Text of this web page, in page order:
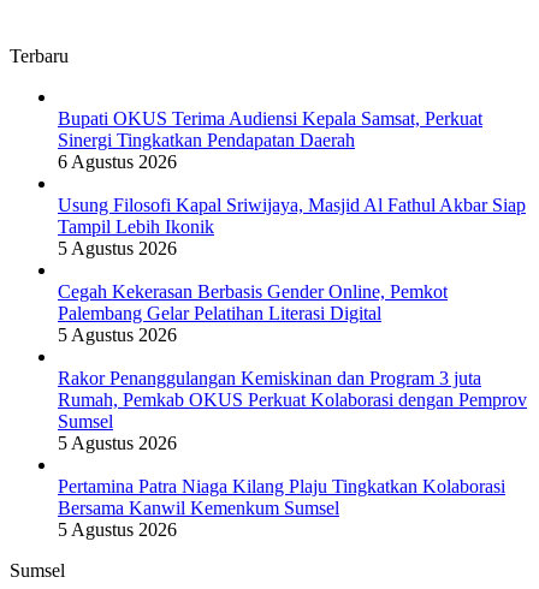
Terbaru
Bupati OKUS Terima Audiensi Kepala Samsat, Perkuat
Sinergi Tingkatkan Pendapatan Daerah
6 Agustus 2026
Usung Filosofi Kapal Sriwijaya, Masjid Al Fathul Akbar Siap
Tampil Lebih Ikonik
5 Agustus 2026
Cegah Kekerasan Berbasis Gender Online, Pemkot
Palembang Gelar Pelatihan Literasi Digital
5 Agustus 2026
Rakor Penanggulangan Kemiskinan dan Program 3 juta
Rumah, Pemkab OKUS Perkuat Kolaborasi dengan Pemprov
Sumsel
5 Agustus 2026
Pertamina Patra Niaga Kilang Plaju Tingkatkan Kolaborasi
Bersama Kanwil Kemenkum Sumsel
5 Agustus 2026
Sumsel